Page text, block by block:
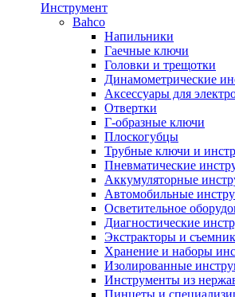
Инструмент
Bahco
Напильники
Гаечные ключи
Головки и трещотки
Динамометрические
Аксессуары для
Отвертки
Г-образные ключи
Плоскогубцы
Трубные ключи и
Пневматические
Аккумуляторные
Автомобильные
Осветительное
Диагностические
Экстракторы и
Хранение и наборы
Изолированные
Инструменты из
Пинцеты и